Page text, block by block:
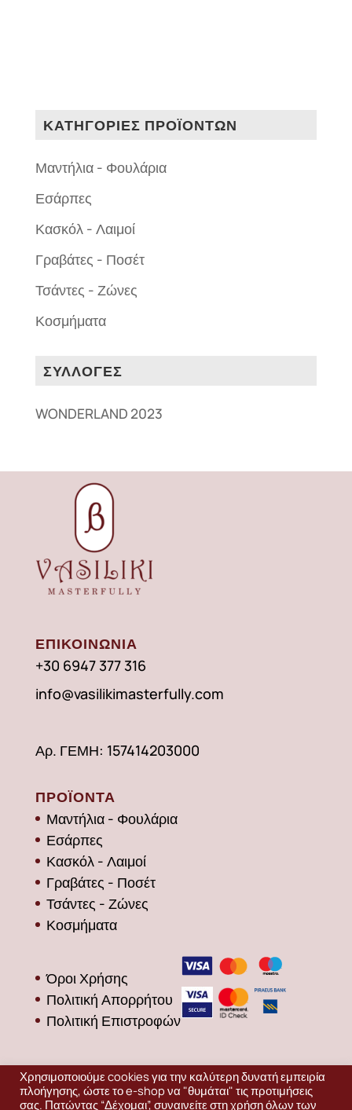
ΚΑΤΗΓΟΡΙΕΣ ΠΡΟΪΟΝΤΩΝ
Μαντήλια - Φουλάρια
Εσάρπες
Κασκόλ - Λαιμοί
Γραβάτες - Ποσέτ
Τσάντες - Ζώνες
Κοσμήματα
ΣΥΛΛΟΓΕΣ
WONDERLAND 2023
ΕΠΙΚΟΙΝΩΝΙΑ
+30 6947 377 316
info@vasilikimasterfully.com
Αρ. ΓΕΜΗ: 157414203000
ΠΡΟΪΟΝΤΑ
Μαντήλια - Φουλάρια
Εσάρπες
Κασκόλ - Λαιμοί
Γραβάτες - Ποσέτ
Τσάντες - Ζώνες
Κοσμήματα
Όροι Χρήσης
Πολιτική Απορρήτου
Πολιτική Επιστροφών
Χρησιμοποιούμε cookies για την καλύτερη δυνατή εμπειρία
πλοήγησης, ώστε το e-shop να "θυμάται" τις προτιμήσεις
σας. Πατώντας “Δέχομαι”, συναινείτε στη χρήση όλων των